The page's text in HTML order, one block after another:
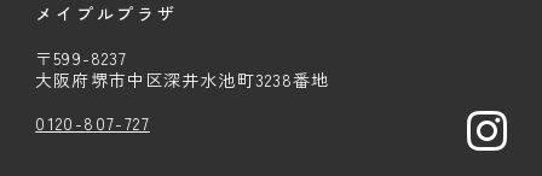
メイプルプラザ
〒599-8237
大阪府堺市中区深井水池町3238番地
0120-807-727